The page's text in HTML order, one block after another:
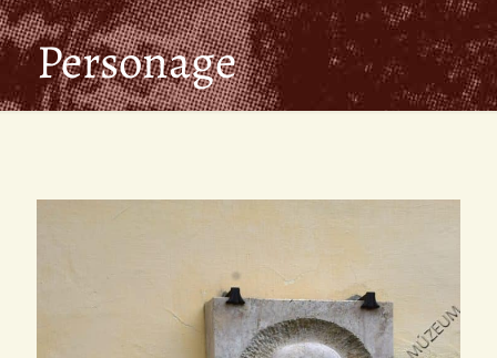
Personage